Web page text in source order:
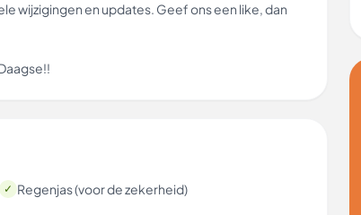
wijzigingen en updates. Geef ons een like, dan
✓ Regenjas (voor de zekerheid)